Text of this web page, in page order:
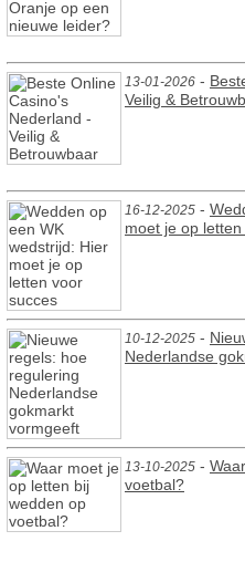
13-01-2026 -
Veilig &
16-12-2025 -
moet je op
10-12-2025 -
Nederlandse
13-10-2025 -
voetbal?